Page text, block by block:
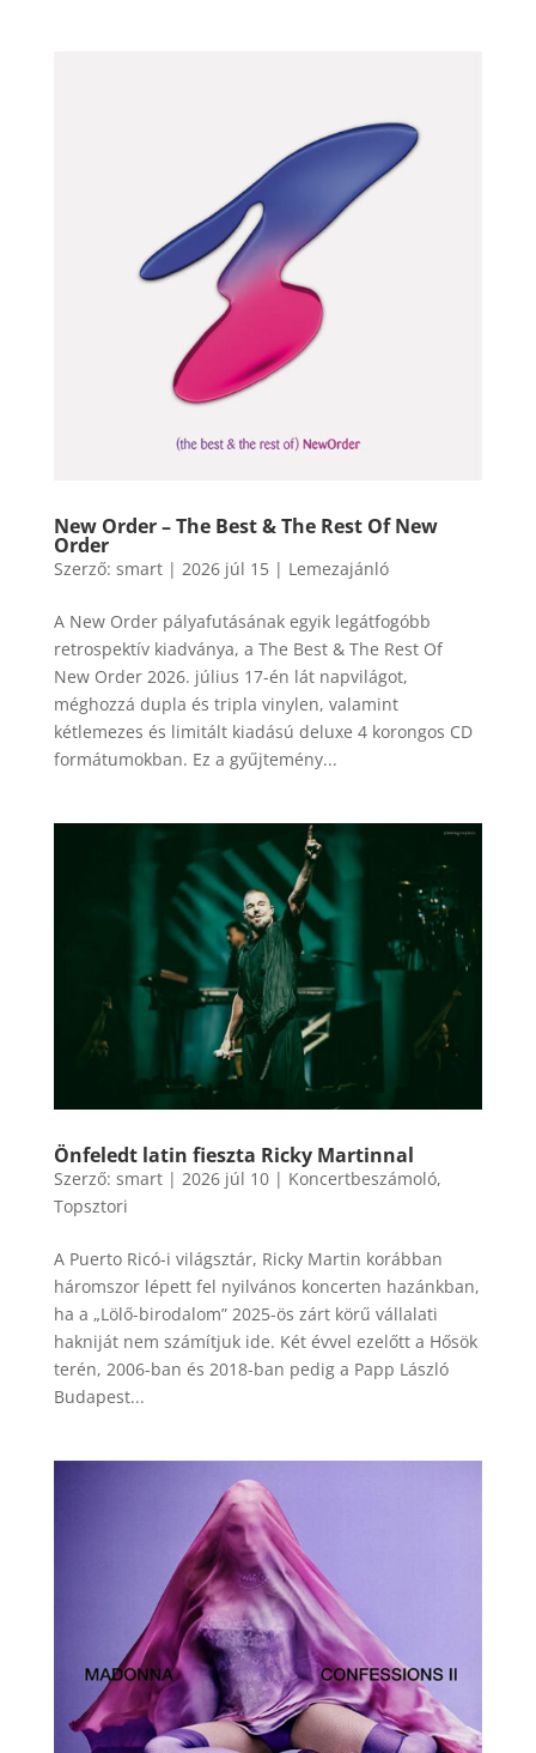
New Order – The Best & The Rest Of New
Order
Szerző: smart| 2026 júl 15| Lemezajánló
A New Order pályafutásának egyik legátfogóbb
retrospektív kiadványa, a The Best & The Rest Of
New Order 2026. július 17-én lát napvilágot,
méghozzá dupla és tripla vinylen, valamint
kétlemezes és limitált kiadású deluxe 4 korongos CD
formátumokban. Ez a gyűjtemény...
Önfeledt latin fieszta Ricky Martinnal
Szerző: smart| 2026 júl 10| Koncertbeszámoló,
Topsztori
A Puerto Ricó-i világsztár, Ricky Martin korábban
háromszor lépett fel nyilvános koncerten hazánkban,
ha a „Lölő-birodalom” 2025-ös zárt körű vállalati
hakniját nem számítjuk ide. Két évvel ezelőtt a Hősök
terén, 2006-ban és 2018-ban pedig a Papp László
Budapest...